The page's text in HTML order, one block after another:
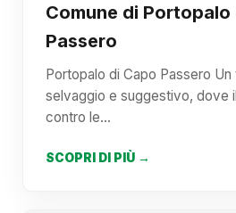
Comune di Portopalo
Passero
Portopalo di Capo Passero
selvaggio e suggestivo, dove
contro le…
SCOPRI DI PIÙ →